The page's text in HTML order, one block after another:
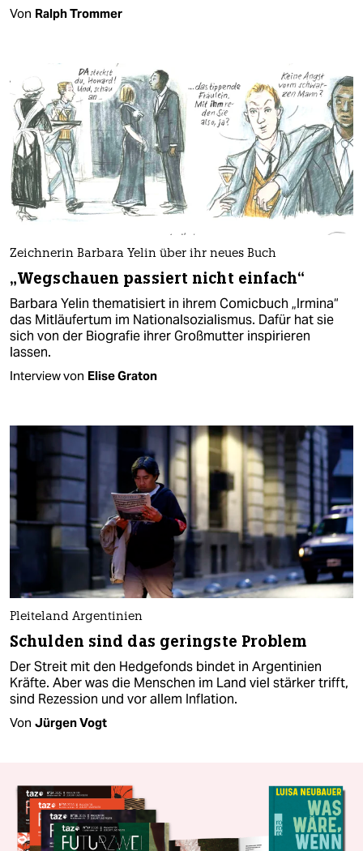
Von Ralph Trommer
Zeichnerin Barbara Yelin über ihr neues Buch
„Wegschauen passiert nicht einfach“
Barbara Yelin thematisiert in ihrem Comicbuch „Irmina“
das Mitläufertum im Nationalsozialismus. Dafür hat sie
sich von der Biografie ihrer Großmutter inspirieren
lassen.
Interview von Elise Graton
Pleiteland Argentinien
Schulden sind das geringste Problem
Der Streit mit den Hedgefonds bindet in Argentinien
Kräfte. Aber was die Menschen im Land viel stärker trifft,
sind Rezession und vor allem Inflation.
Von Jürgen Vogt